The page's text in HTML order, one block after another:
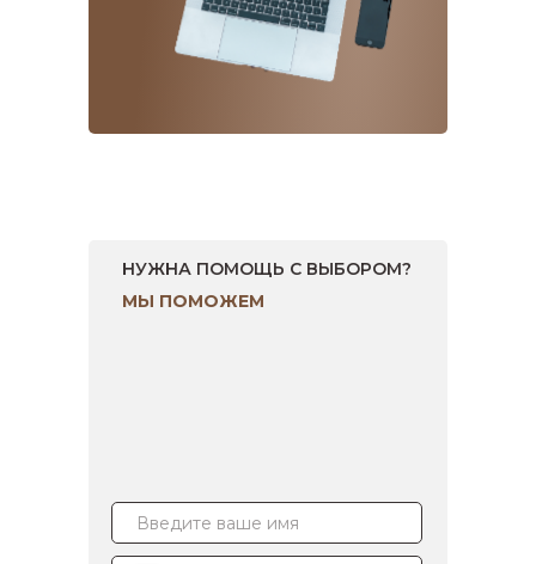
НУЖНА ПОМОЩЬ С ВЫБОРОМ?
МЫ ПОМОЖЕМ